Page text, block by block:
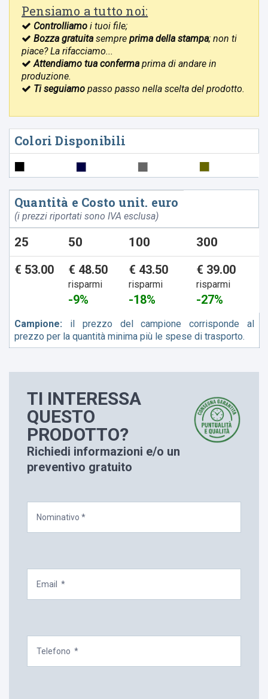
Pensiamo a tutto noi:
Controlliamo i tuoi file;
Bozza gratuitasempre prima della stampa; non ti
piace? La rifacciamo...
Attendiamo tua confermaprima di andare in
produzione.
Ti seguiamo passo passo nella scelta del prodotto.
Colori Disponibili
Quantità e Costo unit. euro
(i prezzi riportati sono IVA esclusa)
25 50 100
300
€ 53.00
€ 48.50
risparmi
-9%
€ 43.50
risparmi
-18%
€ 39.00
risparmi
-27%
Campione: il prezzo del campione corrisponde al
prezzo per la quantità minima più le spese di trasporto.
TI INTERESSA
QUESTO
PRODOTTO?
Richiedi informazioni e/o un
preventivo gratuito